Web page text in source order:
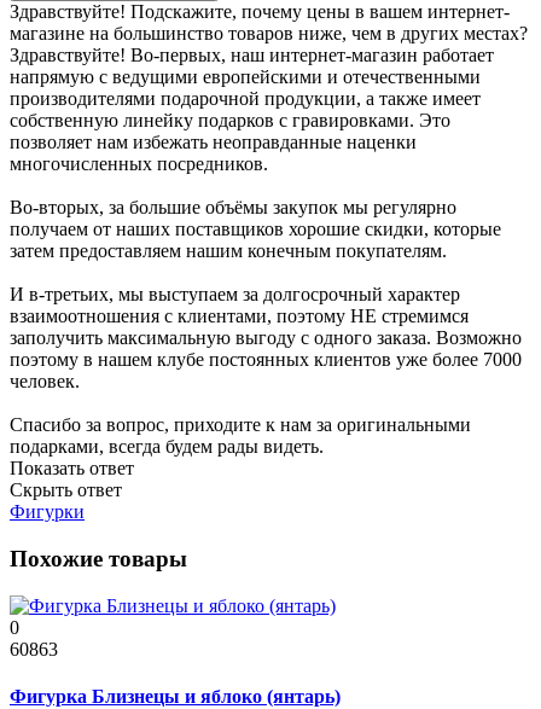
Здравствуйте! Подскажите, почему цены в вашем интернет-
магазине на большинство товаров ниже, чем в других местах?
Здравствуйте! Во-первых, наш интернет-магазин работает
напрямую с ведущими европейскими и отечественными
производителями подарочной продукции, а также имеет
собственную линейку подарков с гравировками. Это
позволяет нам избежать неоправданные наценки
многочисленных посредников.
Во-вторых, за большие объёмы закупок мы регулярно
получаем от наших поставщиков хорошие скидки, которые
затем предоставляем нашим конечным покупателям.
И в-третьих, мы выступаем за долгосрочный характер
взаимоотношения с клиентами, поэтому НЕ стремимся
заполучить максимальную выгоду с одного заказа. Возможно
поэтому в нашем клубе постоянных клиентов уже более 7000
человек.
Спасибо за вопрос, приходите к нам за оригинальными
подарками, всегда будем рады видеть.
Показать ответ
Скрыть ответ
Фигурки
Похожие товары
0
60863
Фигурка Близнецы и яблоко (янтарь)